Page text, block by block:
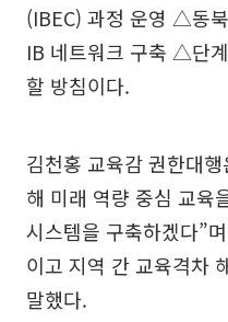
(IBEC) 과정 운영 △동북
IB 네트워크 구축 △단
할 방침이다.
김천홍 교육감 권한대
해 미래 역량 중심 교육
시스템을 구축하겠다”
이고 지역 간 교육격차
말했다.